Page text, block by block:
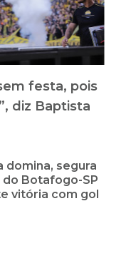
festa, pois
diz Baptista
domina, segura
do Botafogo-SP
vitória com gol